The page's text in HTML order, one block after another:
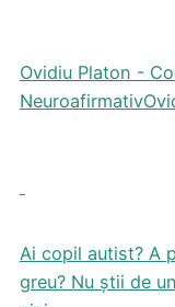
Ovidiu Platon -
Neuroafirmativ
Ai copil autist? A
greu? Nu știi de